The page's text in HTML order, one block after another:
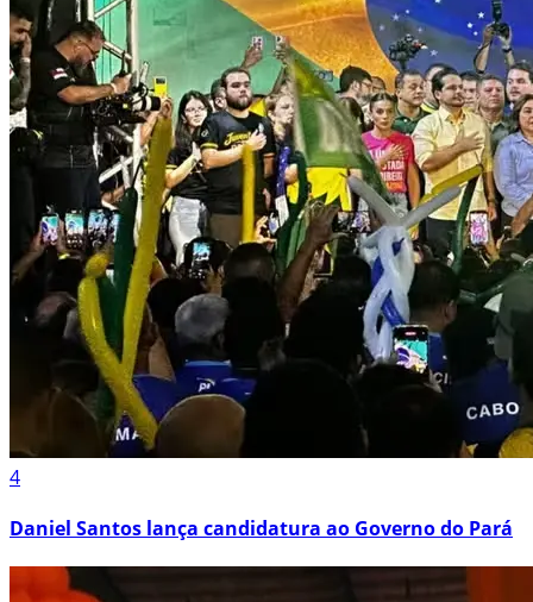
4
Daniel Santos lança candidatura ao Governo do Pará